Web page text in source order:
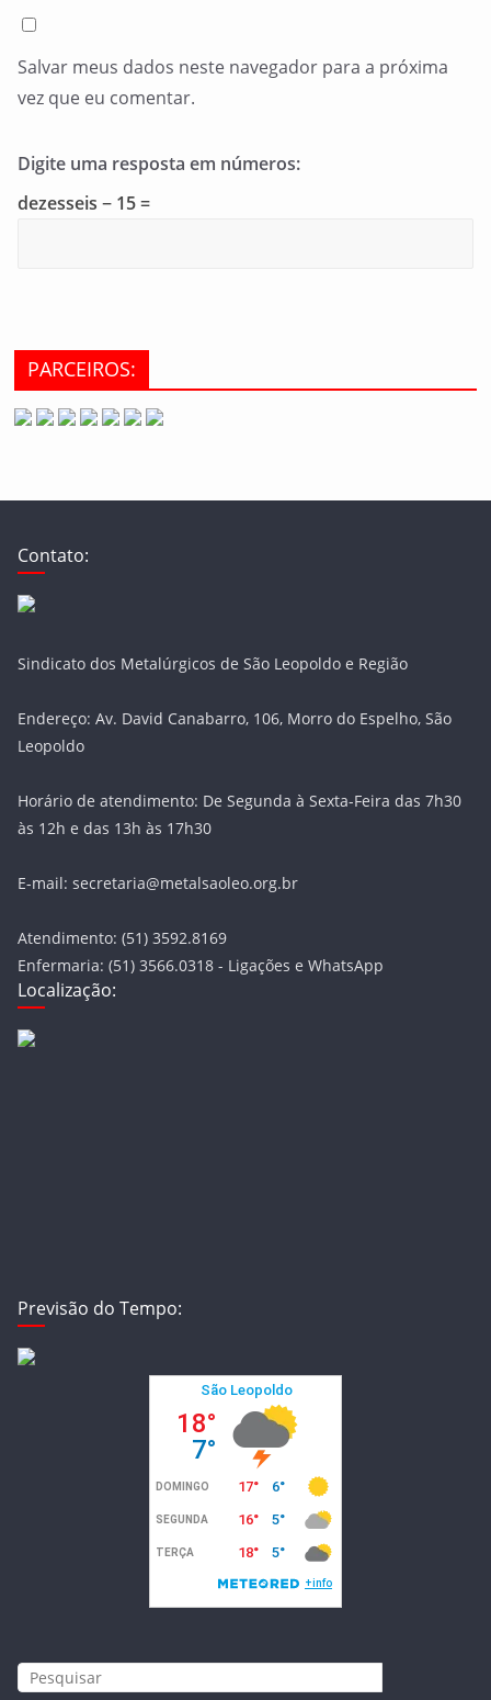
Salvar meus dados neste navegador para a próxima
vez que eu comentar.
Digite uma resposta em números:
dezesseis − 15 =
PARCEIROS:
Contato:
Sindicato dos Metalúrgicos de São Leopoldo e Região
Endereço: Av. David Canabarro, 106, Morro do Espelho, São
Leopoldo
Horário de atendimento: De Segunda à Sexta-Feira das 7h30
às 12h e das 13h às 17h30
E-mail: secretaria@metalsaoleo.org.br
Atendimento: (51) 3592.8169
Enfermaria: (51) 3566.0318 - Ligações e WhatsApp
Localização:
Previsão do Tempo: